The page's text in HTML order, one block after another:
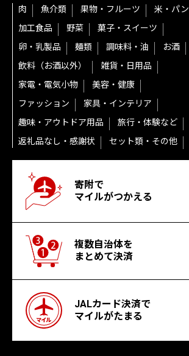
肉 魚介類 果物・フルーツ
米・パン
加工食品
野菜
菓子・スイーツ
卵・乳製品
麺類 調味料・油
お酒
飲料（お酒以外）
雑貨・日用品
家電・電気小物
美容・健康
ファッション
家具・インテリア
趣味・アウトドア用品
旅行・体験など
返礼品なし・感謝状
セット類・その他
寄附で
マイルがつかえる
複数自治体を
まとめて決済
JALカード決済で
マイルがたまる